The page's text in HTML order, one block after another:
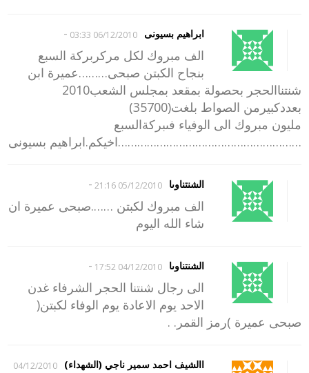
ابراهيم بسيونى 06/12/2010 03:33
-
الف مبروك لكل مركربركة السبع
بنجاح الكبتن صبحى………عميرة ابن
شنتناالحجر بحصولة بمقعد بمجلس الشعب2010
بعددكبيرمن الصواط بلغت(35700)
مليون مبروك الى الوفياء فىبركةالسبع
…………………………………………………اخيكم.ابراهيم بسيونى
الشنتناوىا 05/12/2010 21:16
-
الف مبروك لكبتن …….صبحى عميرة ان
شاء الله اليوم
الشنتناوىا 04/12/2010 17:52
-
الى رجال شنتنا الحجر الشرفاء غدن
الاحد يوم الاعادة يوم الوفاء لكبتن(
صبحى عميرة )رمز القمر. .
االشيف احمد سمير ناجي (الشهداء)
04/12/2010